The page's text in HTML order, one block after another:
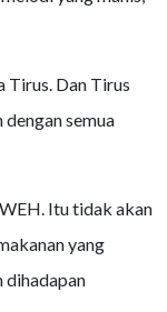
Tirus. Dan Tirus
semua
Itu tidak akan
yang
dihadapan